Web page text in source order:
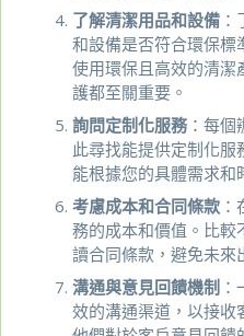
了解清潔用品和設備
和設備是否符合環保標
使用環保且高效的清潔
護都至關重要。
詢問定制化服務：每個
此尋找能提供定制化
能根據您的具體需求和
考慮成本和合同條款
務的成本和價值。比較
讀合同條款，避免未來
溝通與意見回饋機制
效的溝通渠道，以接收